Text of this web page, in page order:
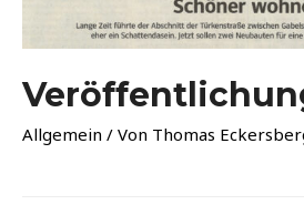
Allgemein / Von Thomas